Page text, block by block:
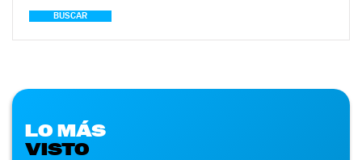
BUSCAR
LO MÁS
VISTO